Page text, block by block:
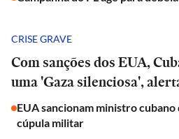
CRISE GRAVE
Com sanções dos EUA,
uma 'Gaza silenciosa',
EUA sancionam ministro cubano
cúpula militar